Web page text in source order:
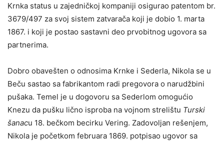
Krnka status u zajedničkoj kompaniji osigurao patentom br.
3679/497 za svoj sistem zatvarača koji je dobio 1. marta
1867. i koji je postao sastavni deo prvobitnog ugovora sa
partnerima.
Dobro obavešten o odnosima Krnke i Sederla, Nikola se u
Beču sastao sa fabrikantom radi pregovora o narudžbini
pušaka. Temel je u dogovoru sa Sederlom omogućio
Knezu da pušku lično isproba na vojnom strelištu Turski
šanacu 18. bečkom becirku Vering. Zadovoljan rešenjem,
Nikola je početkom februara 1869. potpisao ugovor sa